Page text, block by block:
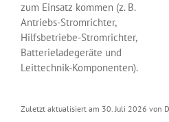
zum Einsatz kommen (z. B.
Antriebs-Stromrichter,
Hilfsbetriebe-Stromrichter,
Batterieladegeräte und
Leittechnik-Komponenten).
Zuletzt aktualisiert am 30. Juli 2026 von